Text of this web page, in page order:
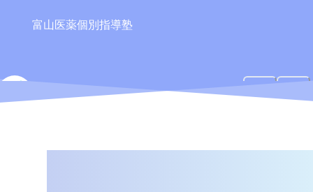
富山医薬個別指導塾
TIPS